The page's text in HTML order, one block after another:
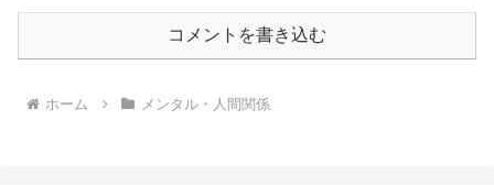
コメントを書き込む
ホーム メンタル・人間関係